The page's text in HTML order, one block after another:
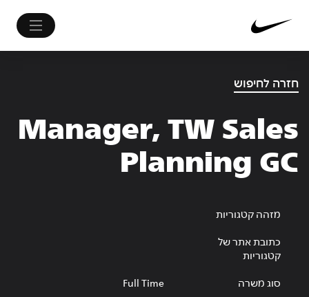
חזרה לחיפוש
Manager, TW Sales
Planning GC
מזהה קטגוריות
כתובת אתר של
קטגוריות
סוג משרה Full Time